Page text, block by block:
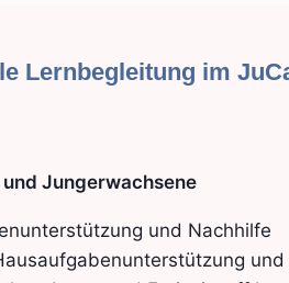
Lernbegleitung im
Jungerwachsene
und Nachhilfe
und